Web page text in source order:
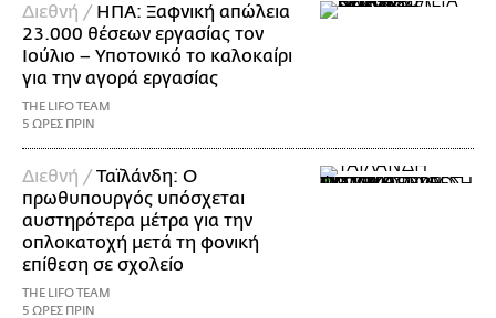
Διεθνή / ΗΠΑ: Ξαφνική απώλεια
23.000 θέσεων εργασίας τον
Ιούλιο – Υποτονικό το καλοκαίρι
για την αγορά εργασίας
THE LIFO TEAM
5 ΩΡΕΣ ΠΡΙΝ
Διεθνή /Ταϊλάνδη: Ο
πρωθυπουργός υπόσχεται
αυστηρότερα μέτρα για την
οπλοκατοχή μετά τη φονική
επίθεση σε σχολείο
THE LIFO TEAM
5 ΩΡΕΣ ΠΡΙΝ